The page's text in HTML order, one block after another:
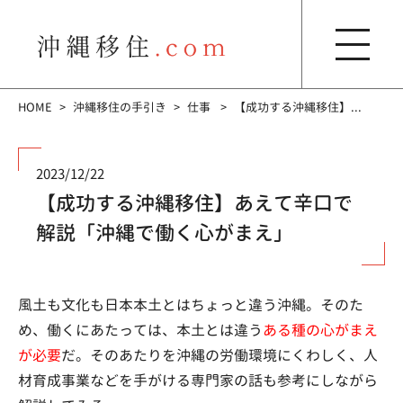
HOME 沖縄移住の手引き 仕事 【成功する沖縄移住】...
2023/12/22
【成功する沖縄移住】あえて辛口で
解説「沖縄で働く心がまえ」
風土も文化も日本本土とはちょっと違う沖縄。そのた
め、働くにあたっては、本土とは違うある種の心がまえ
が必要だ。そのあたりを沖縄の労働環境にくわしく、人
材育成事業などを手がける専門家の話も参考にしながら